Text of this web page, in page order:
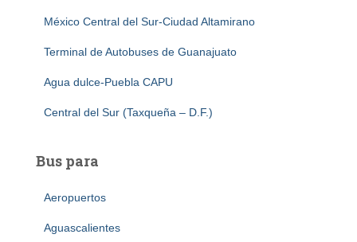
México Central del Sur-Ciudad Altamirano
Terminal de Autobuses de Guanajuato
Agua dulce-Puebla CAPU
Central del Sur (Taxqueña – D.F.)
Bus para
Aeropuertos
Aguascalientes